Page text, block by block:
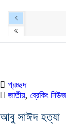
প্রচ্ছদ
জাতীয়, ব্রেকিং নিউজ
আবু সাঈদ হত্যা